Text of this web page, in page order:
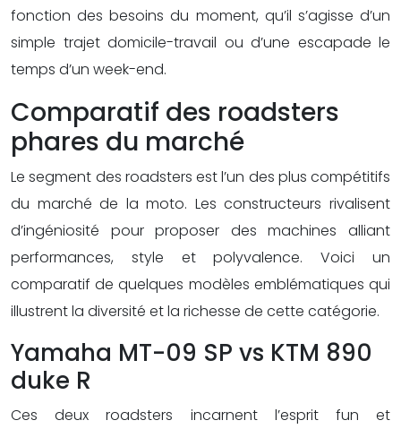
fonction des besoins du moment, qu’il s’agisse d’un
simple trajet domicile-travail ou d’une escapade le
temps d’un week-end.
Comparatif des roadsters
phares du marché
Le segment des roadsters est l’un des plus compétitifs
du marché de la moto. Les constructeurs rivalisent
d’ingéniosité pour proposer des machines alliant
performances, style et polyvalence. Voici un
comparatif de quelques modèles emblématiques qui
illustrent la diversité et la richesse de cette catégorie.
Yamaha MT-09 SP vs KTM 890
duke R
Ces deux roadsters incarnent l’esprit fun et